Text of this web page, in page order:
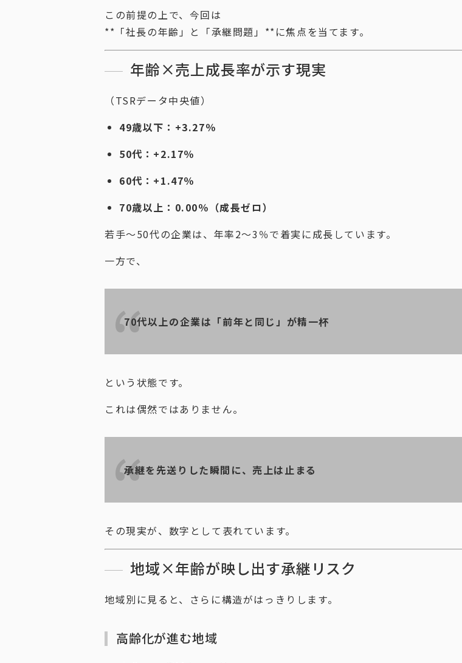
この前提の上で、今回は
**「社長の年齢」と「承継問題」**に焦点を当てます。
年齢×売上成長率が示す現実
（TSRデータ中央値）
49歳以下：+3.27％
50代：+2.17％
60代：+1.47％
70歳以上：0.00％（成長ゼロ）
若手〜50代の企業は、年率2〜3％で着実に成長しています。
一方で、
70代以上の企業は「前年と同じ」が精一杯
という状態です。
これは偶然ではありません。
承継を先送りした瞬間に、売上は止まる
その現実が、数字として表れています。
地域×年齢が映し出す承継リスク
地域別に見ると、さらに構造がはっきりします。
高齢化が進む地域